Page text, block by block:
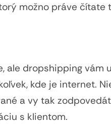
možno práve čítate
ale dropshipping vám
kde je internet.
a vy tak
s klientom.